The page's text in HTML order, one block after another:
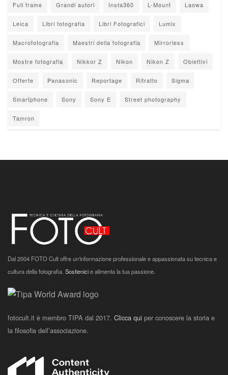
Full frame Grandi autori Insta360 L-Mount Laowa
Leica Libri fotografia Libri Fotografici Lumix
Macrofotografia Maestri della fotografia Mirrorless
Mostre fotografia Nikkor Z Nikon Nikon Z Obiettivi
Offerte Panasonic Reportage Ritratto Sigma
Smartphone Sony Sony E Street photography
Tamron
Dal 2004 FOTO Cult offre un'informazione professionale e appassionata su tecnica e
cultura della fotografia. Sostienicie alimenta la tua passione.
fotocult.it è membro TIPA dal 2017. Clicca qui per conoscere la storia e
la filosofia dell’associazione.